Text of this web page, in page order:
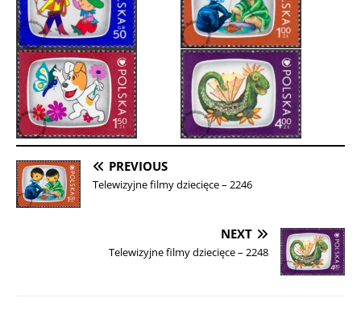
PREVIOUS
Telewizyjne filmy dziecięce – 2246
NEXT
Telewizyjne filmy dziecięce – 2248